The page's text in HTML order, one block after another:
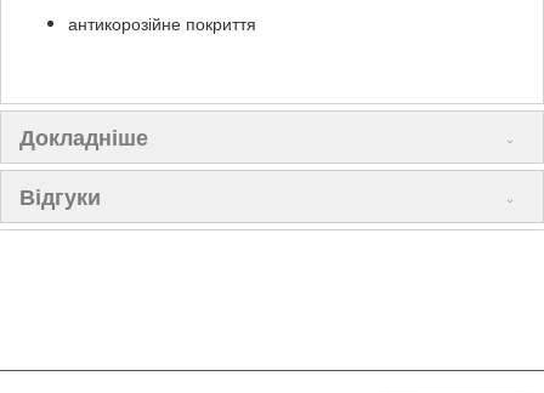
антикорозійне покриття
Докладніше
Відгуки